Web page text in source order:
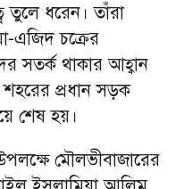
তুলে ধরেন। তাঁরা
এজিদ চক্রের
সতর্ক থাকার আহ্বান
প্রধান সড়ক
শেষ হয়।
মৌলভীবাজারের